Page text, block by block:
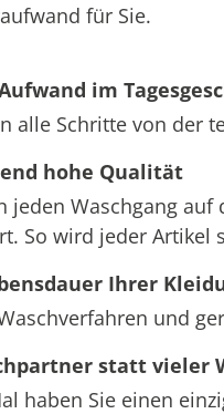
für Sie.
im
alle Schritte von der
hohe Qualität
jeden Waschgang
So wird jeder Artikel
Ihrer
und
statt vieler
haben Sie einen